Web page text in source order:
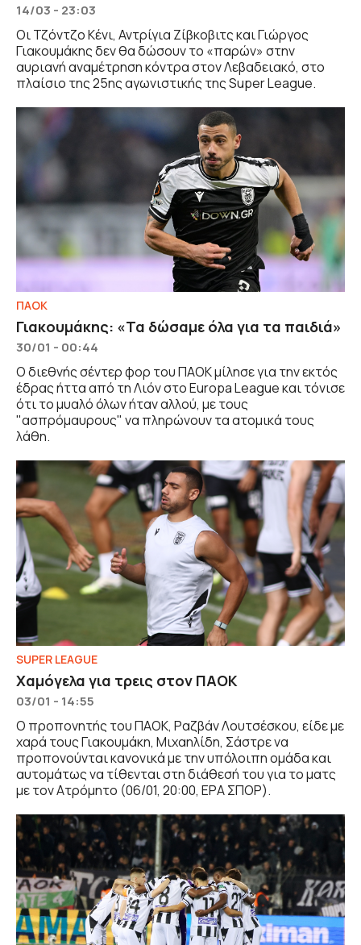
14/03 - 23:03
Οι Τζόντζο Κένι, Αντρίγια Ζίβκοβιτς και Γιώργος
Γιακουμάκης δεν θα δώσουν το «παρών» στην
αυριανή αναμέτρηση κόντρα στον Λεβαδειακό, στο
πλαίσιο της 25ης αγωνιστικής της Super League.
ΠΑΟΚ
Γιακουμάκης: «Τα δώσαμε όλα για τα παιδιά»
30/01 - 00:44
Ο διεθνής σέντερ φορ του ΠΑΟΚ μίλησε για την εκτός
έδρας ήττα από τη Λιόν στο Europa League και τόνισε
ότι το μυαλό όλων ήταν αλλού, με τους
"ασπρόμαυρους" να πληρώνουν τα ατομικά τους
λάθη.
SUPER LEAGUE
Χαμόγελα για τρεις στον ΠΑΟΚ
03/01 - 14:55
Ο προπονητής του ΠΑΟΚ, Ραζβάν Λουτσέσκου, είδε με
χαρά τους Γιακουμάκη, Μιχαηλίδη, Σάστρε να
προπονούνται κανονικά με την υπόλοιπη ομάδα και
αυτομάτως να τίθενται στη διάθεσή του για το ματς
με τον Ατρόμητο (06/01, 20:00, ΕΡΑ ΣΠΟΡ).